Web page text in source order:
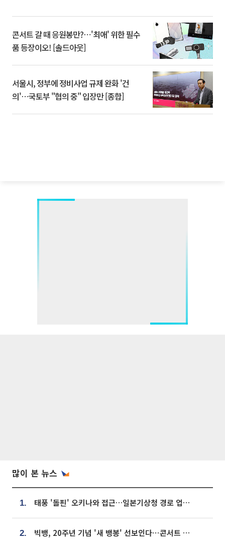
콘서트 갈 때 응원봉만?⋯'최애' 위한 필수
품 등장이오! [솔드아웃]
서울시, 정부에 정비사업 규제 완화 '건
의'⋯국토부 "협의 중" 입장만 [종합]
많이 본 뉴스
1. 태풍 '돌핀' 오키나와 접근…일본기상청 경로 업데이트
2. 빅뱅, 20주년 기념 '새 뱅봉' 선보인다⋯콘서트 앞두고 팝업 개최